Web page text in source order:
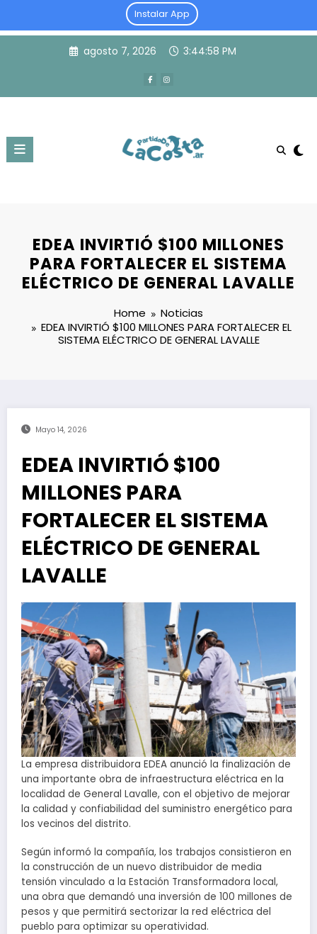
Instalar App
agosto 7, 2026 3:44:58 PM
EDEA INVIRTIÓ $100 MILLONES
PARA FORTALECER EL SISTEMA
ELÉCTRICO DE GENERAL LAVALLE
Home
Noticias
EDEA INVIRTIÓ $100 MILLONES PARA FORTALECER EL
SISTEMA ELÉCTRICO DE GENERAL LAVALLE
Mayo 14, 2026
EDEA INVIRTIÓ $100
MILLONES PARA
FORTALECER EL SISTEMA
ELÉCTRICO DE GENERAL
LAVALLE
La empresa distribuidora EDEA anunció la finalización de
una importante obra de infraestructura eléctrica en la
localidad de General Lavalle, con el objetivo de mejorar
la calidad y confiabilidad del suministro energético para
los vecinos del distrito.
Según informó la compañía, los trabajos consistieron en
la construcción de un nuevo distribuidor de media
tensión vinculado a la Estación Transformadora local,
una obra que demandó una inversión de 100 millones de
pesos y que permitirá sectorizar la red eléctrica del
pueblo para optimizar su operatividad.